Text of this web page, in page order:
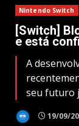
Nintendo Switch
[Switch]
e está
A
seu futuro
19/09/